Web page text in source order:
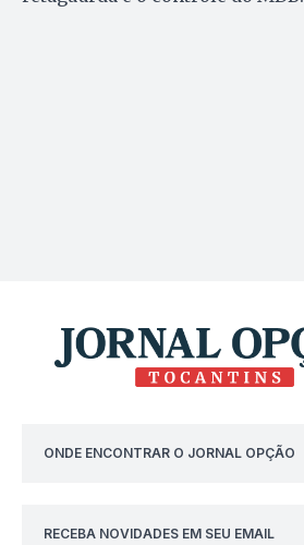
ONDE ENCONTRAR O JORNAL OPÇÃO
RECEBA NOVIDADES EM SEU EMAIL